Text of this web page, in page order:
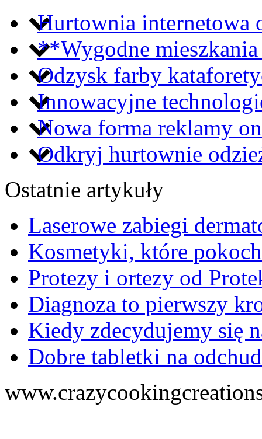
Hurtownia internetowa
**Wygodne
Odzysk farby
Innowacyjne
Nowa forma reklamy
Odkryj hurtownie
Ostatnie artykuły
Laserowe zabiegi
Kosmetyki, które
Protezy i ortezy od
Diagnoza to pierwszy
Kiedy zdecydujemy się
Dobre tabletki na